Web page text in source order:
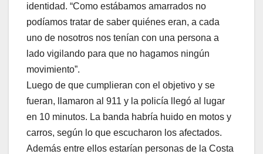
identidad. “Como estábamos amarrados no
podíamos tratar de saber quiénes eran, a cada
uno de nosotros nos tenían con una persona a
lado vigilando para que no hagamos ningún
movimiento”.
Luego de que cumplieran con el objetivo y se
fueran, llamaron al 911 y la policía llegó al lugar
en 10 minutos. La banda habría huido en motos y
carros, según lo que escucharon los afectados.
Además entre ellos estarían personas de la Costa